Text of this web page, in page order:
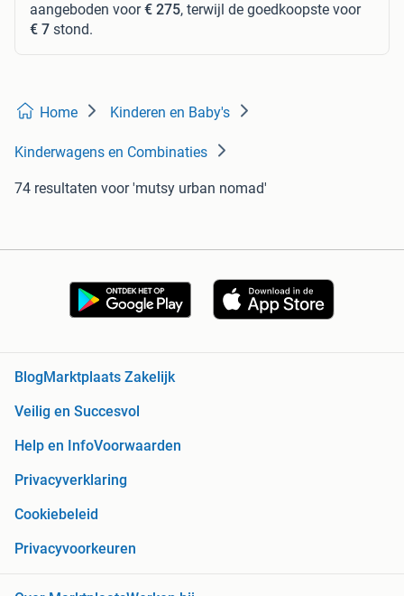
aangeboden voor€ 275, terwijl de goedkoopste voor
€ 7 stond.
Home Kinderen en Baby's
Kinderwagens en Combinaties
74 resultaten voor 'mutsy urban nomad'
BlogMarktplaats Zakelijk
Veilig en Succesvol
Help en InfoVoorwaarden
Privacyverklaring
Cookiebeleid
Privacyvoorkeuren